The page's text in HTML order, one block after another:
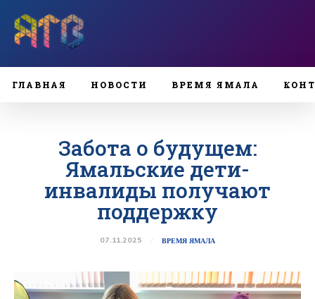
ГЛАВНАЯ НОВОСТИ ВРЕМЯ ЯМАЛА
Забота о будущем:
Ямальские дети-
инвалиды получают
поддержку
07.11.2025 ВРЕМЯ ЯМАЛА